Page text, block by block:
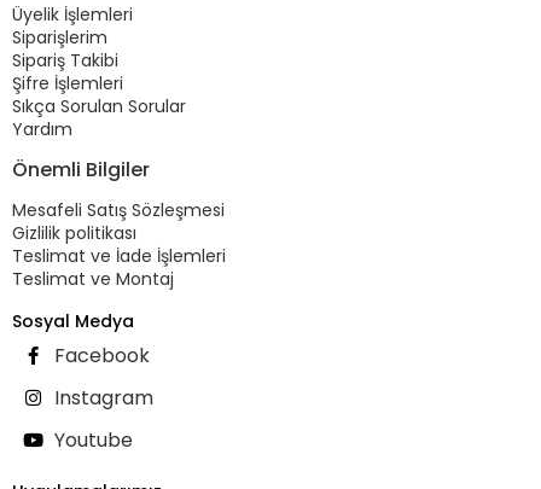
Üyelik İşlemleri
Siparişlerim
Sipariş Takibi
Şifre İşlemleri
Sıkça Sorulan Sorular
Yardım
Önemli Bilgiler
Mesafeli Satış Sözleşmesi
Gizlilik politikası
Teslimat ve İade İşlemleri
Teslimat ve Montaj
Sosyal Medya
Facebook
Instagram
Youtube